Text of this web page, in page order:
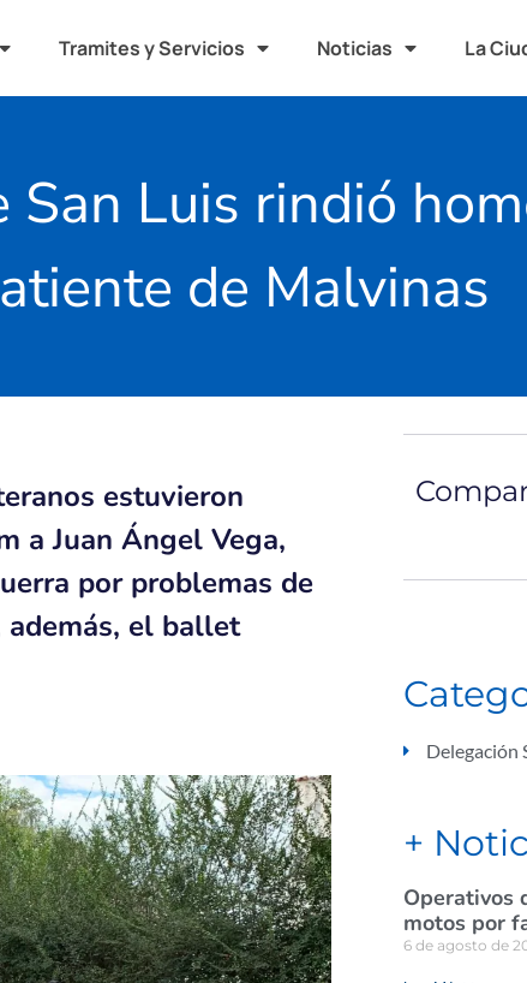
Tramites y Servicios Noticias La
San Luis rindió
de Malvinas
estuvieron
a Juan Ángel Vega,
por problemas de
el ballet
Delegación
+
Operativos
motos por
6 de agosto de